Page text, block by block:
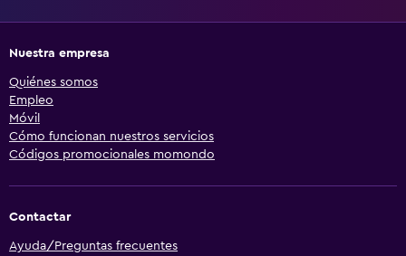
Nuestra empresa
Quiénes somos
Empleo
Móvil
Cómo funcionan nuestros servicios
Códigos promocionales momondo
Contactar
Ayuda/Preguntas frecuentes